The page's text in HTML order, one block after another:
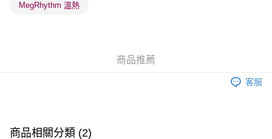
每筆HK$65.00，滿HK$300.00或以上免運費
每筆HK$20.00，滿HK$100.00或以上免運費
(澳門門市) 只顯示可選門市。確認發貨後2-5個工作天到店，3天內
MegRhythm 溫熱
商品推薦
客服
商品相關分類 (2)